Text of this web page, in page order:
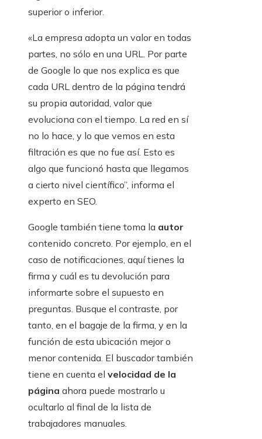
superior o inferior.
«La empresa adopta un valor en todas
partes, no sólo en una URL. Por parte
de Google lo que nos explica es que
cada URL dentro de la página tendrá
su propia autoridad, valor que
evoluciona con el tiempo. La red en sí
no lo hace, y lo que vemos en esta
filtración es que no fue así. Esto es
algo que funcionó hasta que llegamos
a cierto nivel científico”, informa el
experto en SEO.
Google también tiene toma la autor
contenido concreto. Por ejemplo, en el
caso de notificaciones, aquí tienes la
firma y cuál es tu devolución para
informarte sobre el supuesto en
preguntas. Busque el contraste, por
tanto, en el bagaje de la firma, y ​​en la
función de esta ubicación mejor o
menor contenida. El buscador también
tiene en cuenta el velocidad de la
página ahora puede mostrarlo u
ocultarlo al final de la lista de
trabajadores manuales.